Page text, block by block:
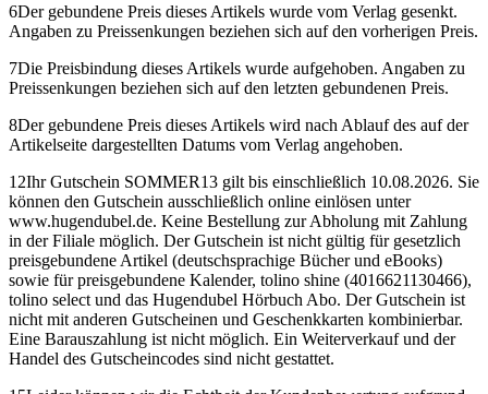
6Der gebundene Preis dieses Artikels wurde vom Verlag gesenkt.
Angaben zu Preissenkungen beziehen sich auf den vorherigen Preis.
7Die Preisbindung dieses Artikels wurde aufgehoben. Angaben zu
Preissenkungen beziehen sich auf den letzten gebundenen Preis.
8Der gebundene Preis dieses Artikels wird nach Ablauf des auf der
Artikelseite dargestellten Datums vom Verlag angehoben.
12Ihr Gutschein SOMMER13 gilt bis einschließlich 10.08.2026. Sie
können den Gutschein ausschließlich online einlösen unter
www.hugendubel.de. Keine Bestellung zur Abholung mit Zahlung
in der Filiale möglich. Der Gutschein ist nicht gültig für gesetzlich
preisgebundene Artikel (deutschsprachige Bücher und eBooks)
sowie für preisgebundene Kalender, tolino shine (4016621130466),
tolino select und das Hugendubel Hörbuch Abo. Der Gutschein ist
nicht mit anderen Gutscheinen und Geschenkkarten kombinierbar.
Eine Barauszahlung ist nicht möglich. Ein Weiterverkauf und der
Handel des Gutscheincodes sind nicht gestattet.